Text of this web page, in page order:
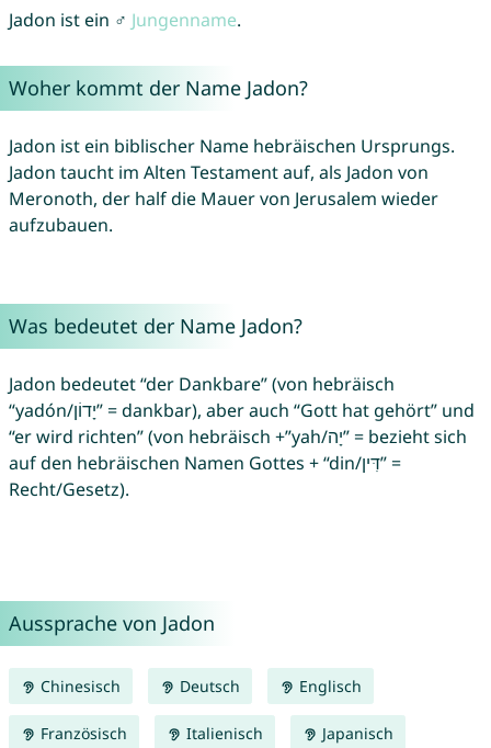
Jadon ist ein ♂ Jungenname.
Woher kommt der Name Jadon?
Jadon ist ein biblischer Name hebräischen Ursprungs.
Jadon taucht im Alten Testament auf, als Jadon von
Meronoth, der half die Mauer von Jerusalem wieder
aufzubauen.
Was bedeutet der Name Jadon?
Jadon bedeutet “der Dankbare” (von hebräisch
“yadón/יָדוֹן” = dankbar), aber auch “Gott hat gehört” und
“er wird richten” (von hebräisch +”yah/יָה” = bezieht sich
auf den hebräischen Namen Gottes + “din/דִּין” =
Recht/Gesetz).
Aussprache von Jadon
Chinesisch Deutsch Englisch
Französisch Italienisch Japanisch